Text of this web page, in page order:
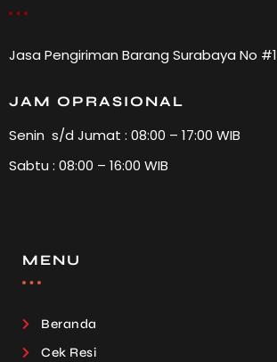
Jasa Pengiriman Barang Surabaya No #1
JAM OPRASIONAL
Senin s/d Jumat : 08:00 – 17:00 WIB
Sabtu : 08:00 – 16:00 WIB
MENU
Beranda
Cek Resi